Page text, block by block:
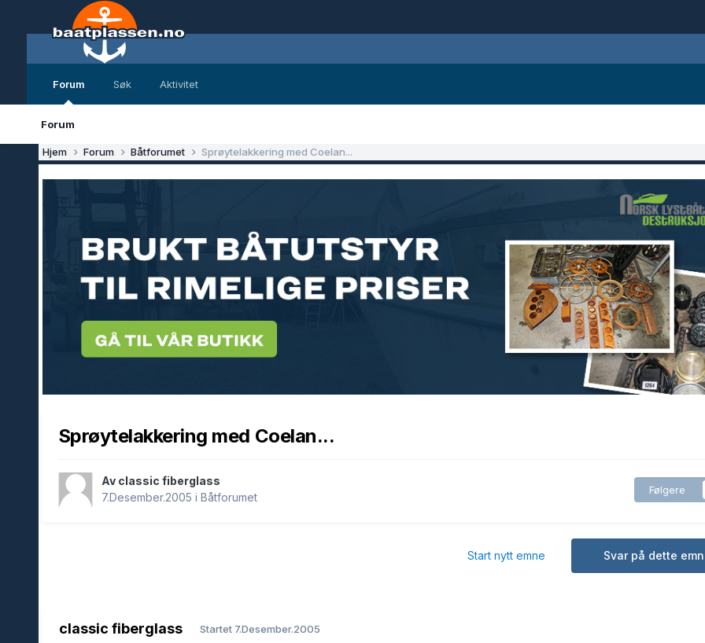
Forum
Forum
Søk Aktivitet
Hjem Forum Båtforumet Sprøytelakkering med Coelan...
Sprøytelakkering med Coelan...
Av classic fiberglass
7.Desember.2005 i Båtforumet
Følgere
Svar på dette
Start nytt emne
classic fiberglass Startet 7.Desember.2005